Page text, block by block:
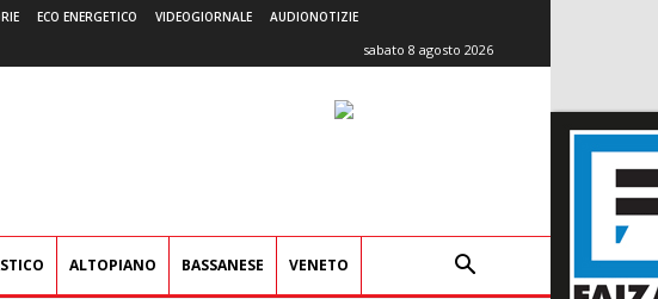
ECO ENERGETICO VIDEOGIORNALE AUDIONOTIZIE
sabato 8 agosto 2026
ALTOPIANO BASSANESE VENETO